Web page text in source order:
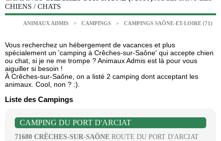
CHIENS / CHATS
ANIMAUX ADMIS > CAMPINGS > CAMPINGS SAÔNE-ET-LOIRE (71)
Vous recherchez un hébergement de vacances et plus
spécialement un 'camping à Crêches-sur-Saône' qui accepte chien
ou chat, si je ne me trompe ? Animaux Admis est là pour vous
aiguiller si besoin !
À Crêches-sur-Saône, on a listé 2 camping dont acceptant les
animaux. Cool, non ? :).
Liste des Campings
CAMPING DU PORT D'ARCIAT
71680 CRÊCHES-SUR-SAÔNE ROUTE DU PORT D'ARCIAT